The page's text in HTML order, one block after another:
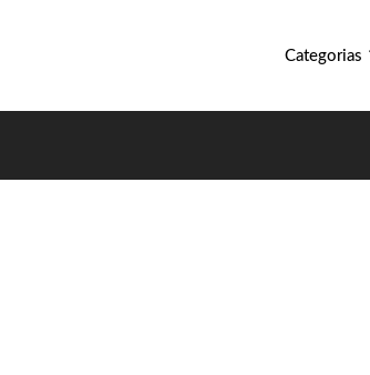
Categorias